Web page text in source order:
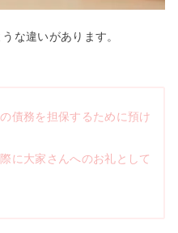
な違いがあります。
債務を担保するために預け
に大家さんへのお礼として